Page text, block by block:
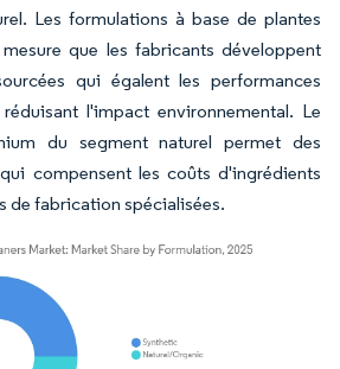
Les formulations à base de plantes
que les fabricants développent
qui égalent les performances
l'impact environnemental. Le
du segment naturel permet des
compensent les coûts d'ingrédients
de fabrication spécialisées.